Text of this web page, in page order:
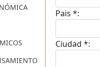
Pais *:
Ciudad *: